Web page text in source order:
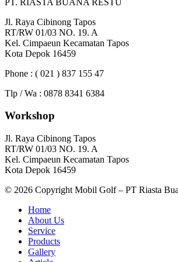
Jl. Raya Cibinong Tapos
RT/RW 01/03 NO. 19. A
Kel. Cimpaeun Kecamatan Tapos
Kota Depok 16459
Phone : ( 021 ) 837 155 47
Tlp / Wa : 0878 8341 6384
Workshop
Jl. Raya Cibinong Tapos
RT/RW 01/03 NO. 19. A
Kel. Cimpaeun Kecamatan Tapos
Kota Depok 16459
© 2026 Copyright Mobil Golf – PT Riasta
Home
About Us
Service
Products
Gallery